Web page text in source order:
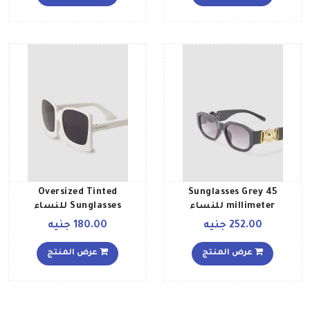
Sunglasses Grey 45
millimeter للنساء
252.00 جنيه
عرض المنتج
Oversized Tinted
Sunglasses للنساء
180.00 جنيه
عرض المنتج